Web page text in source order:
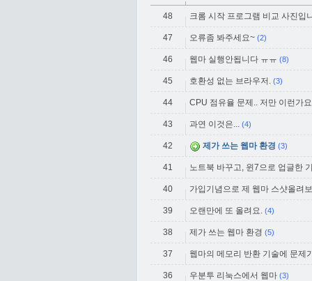
48 크롬 시작 프로그램 비교 사진입
47 오류좀 봐주세요~ (2)
46 웹마 실행안됩니다 ㅠㅠ (8)
45 호환성 없는 브라우저. (3)
44 CPU 점유율 문제.. 저만 이런가
43 과연 이것은... (4)
42 제가 쓰는 웹마 환경 (3)
41 노트북 바꾸고, 윈7으로 업글한
40 가입기념으로 제 웹마 스샷올려
39 오랜만에 또 올려요. (4)
38 제가 쓰는 웹마 환경 (5)
37 웹마의 메모리 반환 기술에 문제
36 우분투 리눅스에서 웹마 (3)